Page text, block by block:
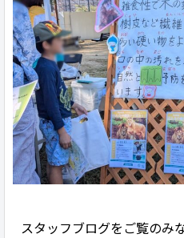
スタッフブログをご覧のみ